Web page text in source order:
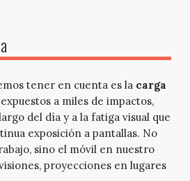
tener en cuenta es la carga
a miles de impactos,
del día y a la fatiga visual que
exposición a pantallas. No
sino el móvil en nuestro
proyecciones en lugares